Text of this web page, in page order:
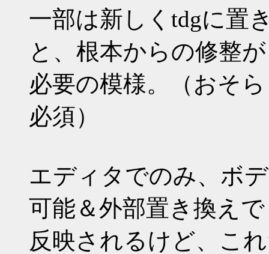
一部は新しくtdgに置
と、根本からの修整が
必要の模様。（おそ
必須）
エディタでのみ、ボ
可能＆外部置き換え
反映されるけど、こ